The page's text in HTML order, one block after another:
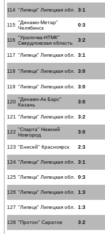
114 "Липецк" Липецкая обл. 3:1
115 "Динамо-Метар"
Челябинск
0:3
116 "Уралочка-НТМК"
Свердловская область
3:2
117 "Липецк" Липецкая обл. 3:1
118 "Липецк" Липецкая обл. 3:0
119 "Липецк" Липецкая обл. 3:0
120 "Динамо-Ак Барс"
Казань
3:0
121 "Липецк" Липецкая обл. 3:2
122 "Спарта" Нижний
Новгород
3:0
123 "Енисей" Красноярск 2:3
124 "Липецк" Липецкая обл. 3:1
125 "Липецк" Липецкая обл. 0:3
126 "Липецк" Липецкая обл. 1:3
127 "Липецк" Липецкая обл. 1:3
128 "Протон" Саратов 3:2